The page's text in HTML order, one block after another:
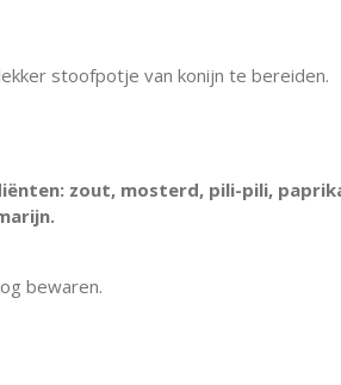
stoofpotje van konijn te bereiden.
zout, mosterd, pili-pili,
bewaren.